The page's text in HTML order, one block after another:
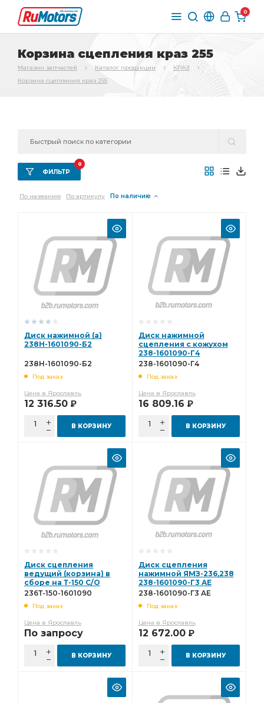
0
Корзина сцепления краз 255
Магазин запчастей Каталог продукции
КРАЗ
Корзина сцепления краз 255
ФИЛЬТР
0
По названию По артикулу По наличию
Диск нажимной (а)
238Н-1601090-Б2
238Н-1601090-Б2
Под заказ
Цена в Ярославль
12 316.50 Р
В КОРЗИНУ
Диск нажимной
сцепления с кожухом
238-1601090-Г4
238-1601090-Г4
Под заказ
Цена в Ярославль
16 809.16 Р
В КОРЗИНУ
Диск сцепления
ведущий (корзина) в
сборе на Т-150 С/О
(дв.ЯМЗ-236,238)
236Т-150-1601090
Под заказ
Цена в Ярославль
По запросу
В КОРЗИНУ
Диск сцепления
нажимной ЯМЗ-236,238
238-1601090-Г3 AE
238-1601090-Г3 AE
Под заказ
Цена в Ярославль
12 672.00 Р
В КОРЗИНУ